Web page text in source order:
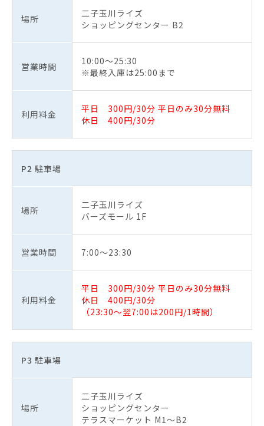
場所
二子玉川ライズ
ショッピングセンター B2
営業時間
10:00～25:30
※最終入庫は25:00まで
利用料金
平日 300円/30分 平日のみ30分無料
休日 400円/30分
P2 駐車場
場所
二子玉川ライズ
バーズモール 1F
営業時間 7:00～23:30
利用料金
平日 300円/30分 平日のみ30分無料
休日 400円/30分
（23:30～翌7:00は200円/1時間）
P3 駐車場
場所
二子玉川ライズ
ショッピングセンター
テラスマーケット M1〜B2